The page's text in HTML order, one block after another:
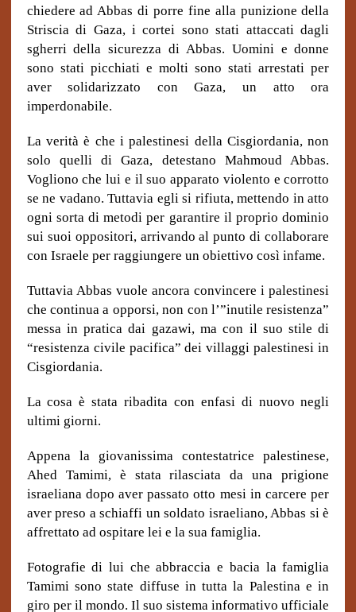
chiedere ad Abbas di porre fine alla punizione della
Striscia di Gaza, i cortei sono stati attaccati dagli
sgherri della sicurezza di Abbas. Uomini e donne
sono stati picchiati e molti sono stati arrestati per
aver solidarizzato con Gaza, un atto ora
imperdonabile.
La verità è che i palestinesi della Cisgiordania, non
solo quelli di Gaza, detestano Mahmoud Abbas.
Vogliono che lui e il suo apparato violento e corrotto
se ne vadano. Tuttavia egli si rifiuta, mettendo in atto
ogni sorta di metodi per garantire il proprio dominio
sui suoi oppositori, arrivando al punto di collaborare
con Israele per raggiungere un obiettivo così infame.
Tuttavia Abbas vuole ancora convincere i palestinesi
che continua a opporsi, non con l’”inutile resistenza”
messa in pratica dai gazawi, ma con il suo stile di
“resistenza civile pacifica” dei villaggi palestinesi in
Cisgiordania.
La cosa è stata ribadita con enfasi di nuovo negli
ultimi giorni.
Appena la giovanissima contestatrice palestinese,
Ahed Tamimi, è stata rilasciata da una prigione
israeliana dopo aver passato otto mesi in carcere per
aver preso a schiaffi un soldato israeliano, Abbas si è
affrettato ad ospitare lei e la sua famiglia.
Fotografie di lui che abbraccia e bacia la famiglia
Tamimi sono state diffuse in tutta la Palestina e in
giro per il mondo. Il suo sistema informativo ufficiale